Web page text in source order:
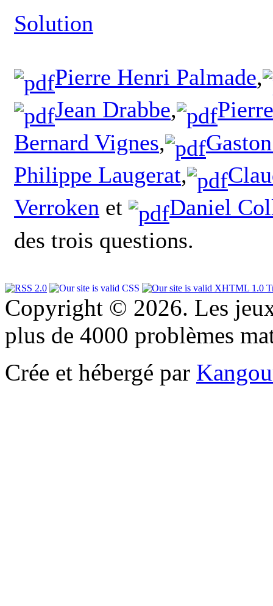
Solution
Pierre Henri Palmade,
Jean Drabbe,
Bernard Vignes,
Philippe Laugerat,
Verroken et
Daniel
des trois questions.
Copyright © 2026. Les
plus de 4000 problèmes
Crée et hébergé par